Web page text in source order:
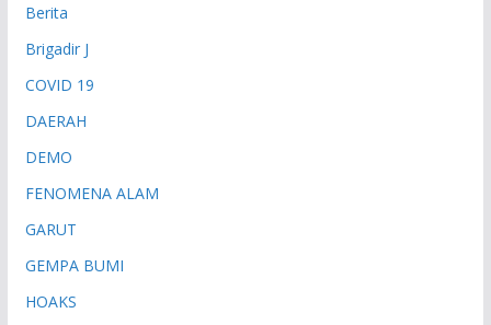
Berita
Brigadir J
COVID 19
DAERAH
DEMO
FENOMENA ALAM
GARUT
GEMPA BUMI
HOAKS